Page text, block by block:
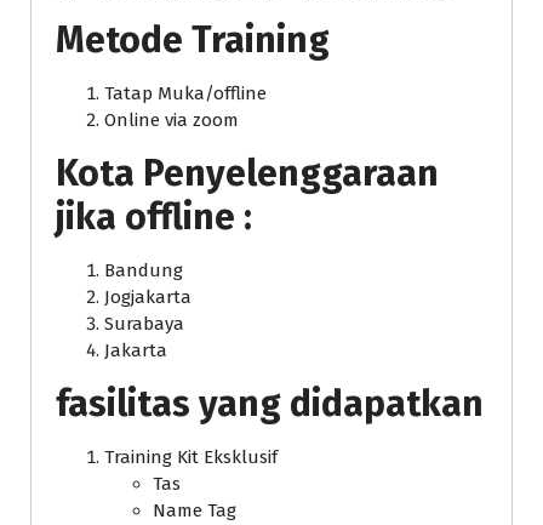
Metode Training
Tatap Muka/offline
Online via zoom
Kota Penyelenggaraan
jika offline :
Bandung
Jogjakarta
Surabaya
Jakarta
fasilitas yang didapatkan
Training Kit Eksklusif
Tas
Name Tag